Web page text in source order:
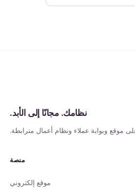
نظامك. مجانًا إلى الأبد.
وبوابة عملاء ونظام أعمال مترابطة.
منصة
موقع إلكتروني